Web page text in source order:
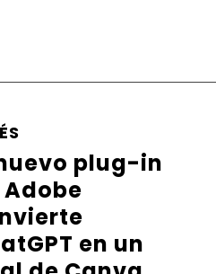
plug-in
en un